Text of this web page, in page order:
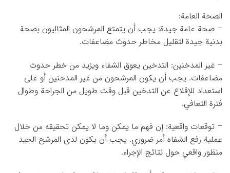
الصحة العامة:
– صحة عامة جيدة: يجب أن يتمتع المرشحون المثاليون بصحة
بدنية جيدة لتقليل مخاطر حدوث مضاعفات.
– غير المدخنين: التدخين يعوق الشفاء ويزيد من خطر حدوث
مضاعفات. يجب أن يكون المرشحون من غير المدخنين أو على
استعداد للإقلاع عن التدخين قبل وقت طويل من الجراحة وطوال
فترة التعافي.
– توقعات واقعية: إن فهم ما يمكن وما لا يمكن تحقيقه من خلال
عملية رفع الشفاه أمر ضروري. يجب أن يكون لدى المرشح الجيد
منظور واقعي حول نتائج الإجراء.